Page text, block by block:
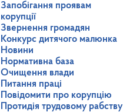
Запобігання проявам
корупції
Звернення громадян
Конкурс дитячого малюнка
Новини
Нормативна база
Очищення влади
Питання праці
Повідомити про корупцію
Протидія трудовому рабству